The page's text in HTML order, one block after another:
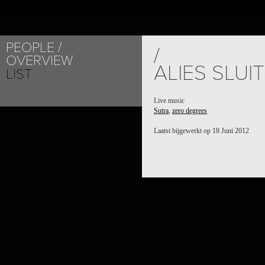
PEOPLE
OVERVIEW
LIST
/
ALIES
Live music
Sutra, zero degrees
Laatst bijgewerkt op 18 Juni 2012